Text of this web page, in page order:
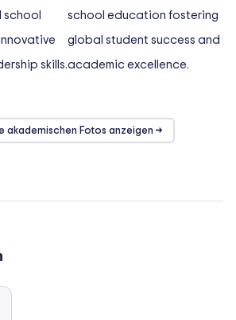
akademischen Fotos anzeigen →